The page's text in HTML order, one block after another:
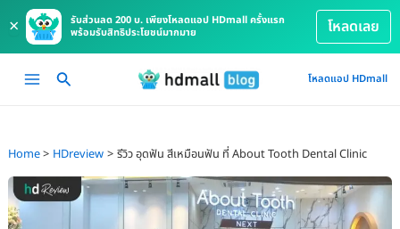
×
รับส่วนลด 200 บ. เพียงโหลดแอป HDmall ครั้งแรก
พร้อมรับสิทธิประโยชน์มากมาย
โหลดเลย
Main
โหลดแอป HDmall
Home HDreview รีวิว อุดฟัน สีเหมือนฟัน ที่ About Tooth Dental Clinic